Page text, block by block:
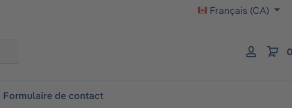
Français (CA)
Formulaire de contact